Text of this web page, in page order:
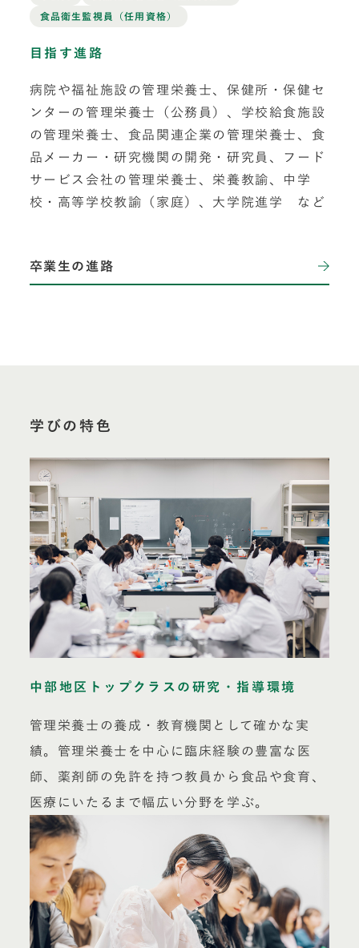
食品衛生監視員（任用資格）
目指す進路
病院や福祉施設の管理栄養士、保健所・保健セ
ンターの管理栄養士（公務員）、学校給食施設
の管理栄養士、食品関連企業の管理栄養士、食
品メーカー・研究機関の開発・研究員、フード
サービス会社の管理栄養士、栄養教諭、中学
校・高等学校教諭（家庭）、大学院進学 など
卒業生の進路
学びの特色
中部地区トップクラスの研究・指導環境
管理栄養士の養成・教育機関として確かな実
績。管理栄養士を中心に臨床経験の豊富な医
師、薬剤師の免許を持つ教員から食品や食育、
医療にいたるまで幅広い分野を学ぶ。